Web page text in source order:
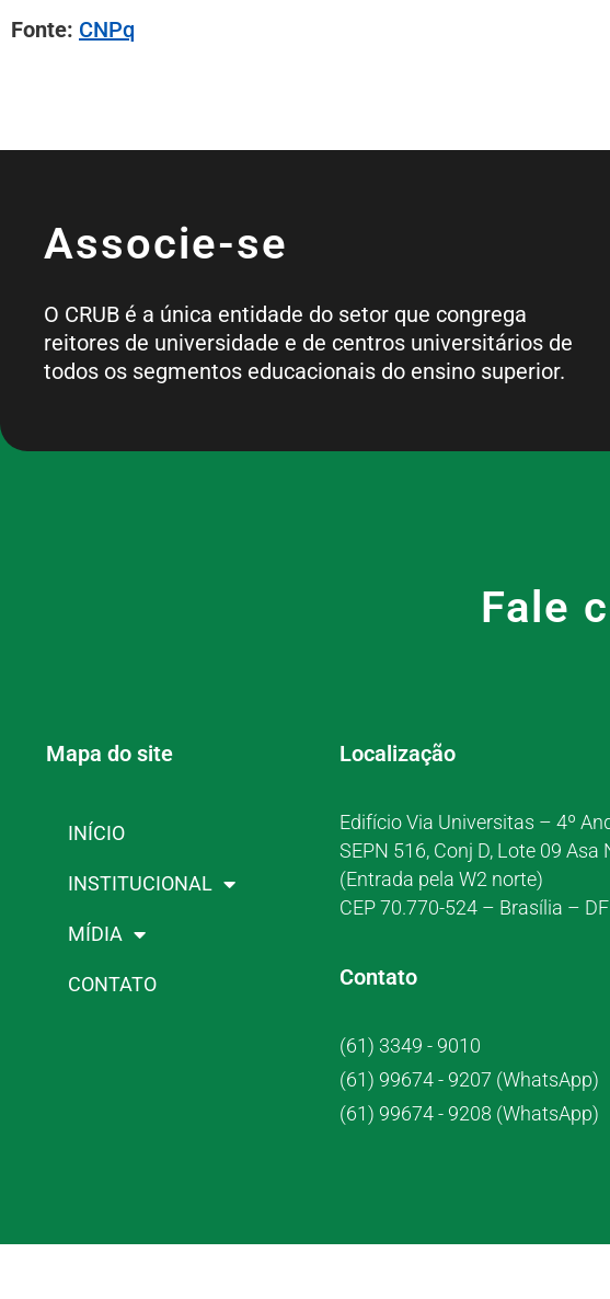
Fonte: CNPq
Associe-se
O CRUB é a única entidade do setor que congrega
reitores de universidade e de centros universitários de
todos os segmentos educacionais do ensino superior.
Fale
Mapa do site
INÍCIO
INSTITUCIONAL
MÍDIA
CONTATO
Localização
Edifício Via Universitas – 4º
SEPN 516, Conj D, Lote 09 Asa
(Entrada pela W2 norte)
CEP 70.770-524 – Brasília – DF
Contato
(61) 3349 - 9010
(61) 99674 - 9207 (WhatsApp)
(61) 99674 - 9208 (WhatsApp)